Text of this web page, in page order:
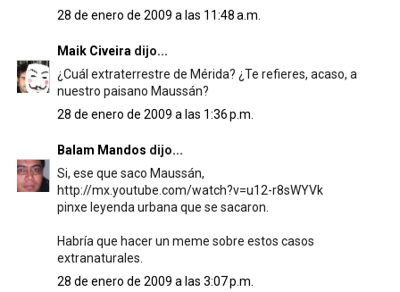
28 de enero de 2009 a las 11:48 a.m.
Maik Civeira dijo...
¿Cuál extraterrestre de Mérida? ¿Te refieres, acaso, a
nuestro paisano Maussán?
28 de enero de 2009 a las 1:36 p.m.
Balam Mandos dijo...
Si, ese que saco Maussán,
http://mx.youtube.com/watch?v=u12-r8sWYVk
pinxe leyenda urbana que se sacaron.
Habría que hacer un meme sobre estos casos
extranaturales.
28 de enero de 2009 a las 3:07 p.m.